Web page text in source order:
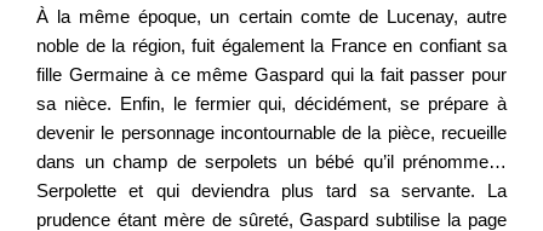
À la même époque, un certain comte de Lucenay, autre
noble de la région, fuit également la France en confiant sa
fille Germaine à ce même Gaspard qui la fait passer pour
sa nièce. Enfin, le fermier qui, décidément, se prépare à
devenir le personnage incontournable de la pièce, recueille
dans un champ de serpolets un bébé qu’il prénomme…
Serpolette et qui deviendra plus tard sa servante. La
prudence étant mère de sûreté, Gaspard subtilise la page